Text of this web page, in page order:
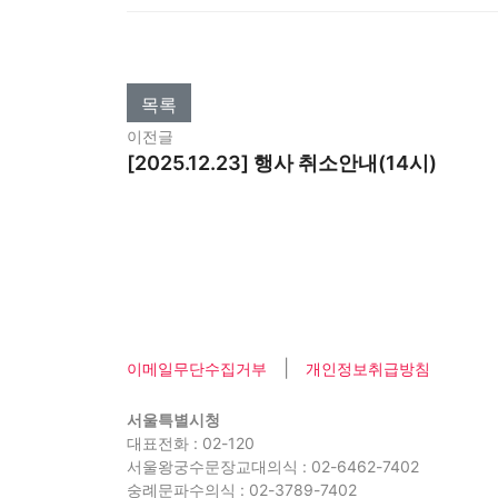
목록
이전글
[2025.12.23] 행사 취소안내(14시)
이메일무단수집거부 개인정보취급방침
서울특별시청
대표전화 : 02-120
서울왕궁수문장교대의식 : 02-6462-7402
숭례문파수의식 : 02-3789-7402